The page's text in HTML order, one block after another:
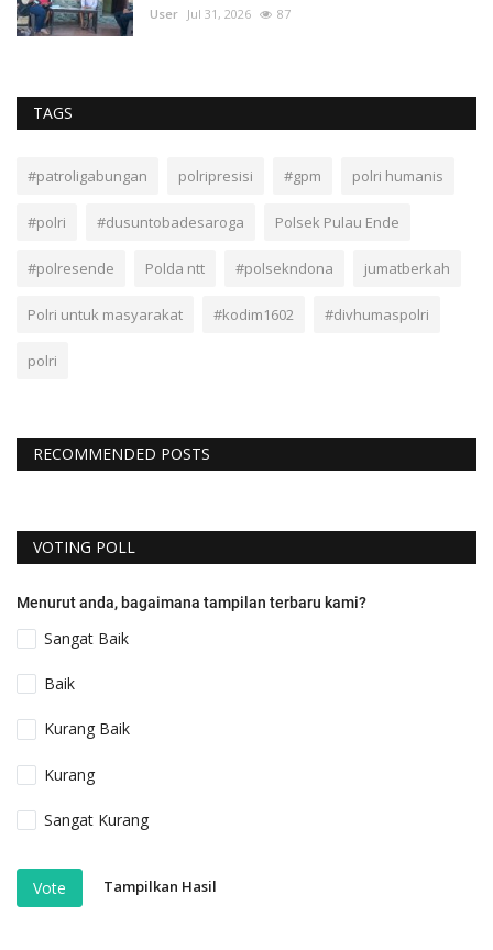
User Jul 31, 2026 87
TAGS
#patroligabungan polripresisi #gpm polri humanis
#polri #dusuntobadesaroga Polsek Pulau Ende
#polresende Polda ntt #polsekndona jumatberkah
Polri untuk masyarakat #kodim1602 #divhumaspolri
polri
RECOMMENDED POSTS
VOTING POLL
Menurut anda, bagaimana tampilan terbaru kami?
Sangat Baik
Baik
Kurang Baik
Kurang
Sangat Kurang
Vote Tampilkan Hasil